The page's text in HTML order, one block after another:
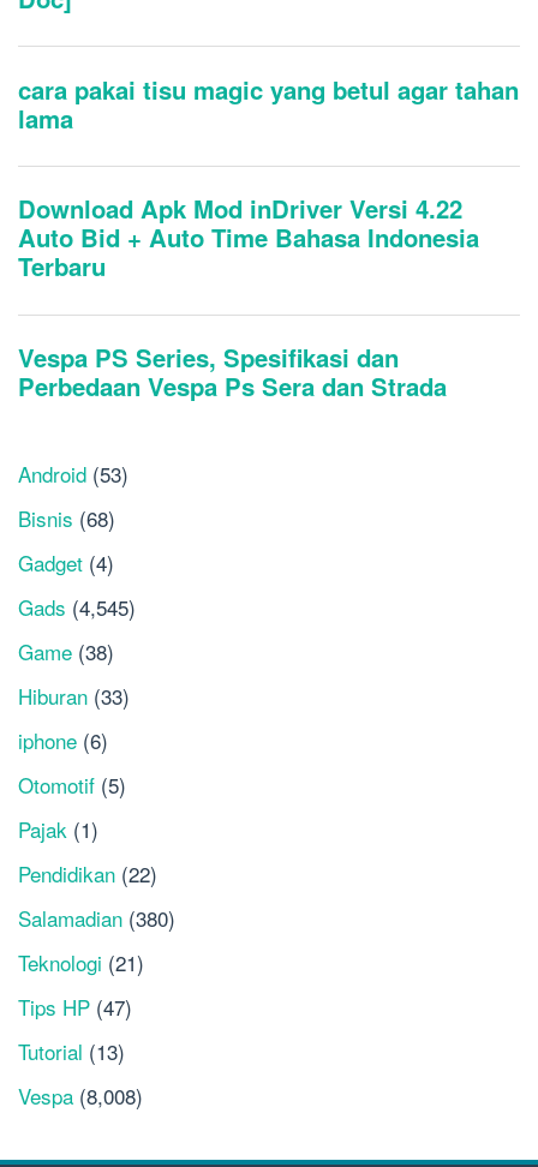
Android (53)
Bisnis (68)
Gadget (4)
Gads (4,545)
Game (38)
Hiburan (33)
iphone (6)
Otomotif (5)
Pajak (1)
Pendidikan (22)
Salamadian (380)
Teknologi (21)
Tips HP (47)
Tutorial (13)
Vespa (8,008)